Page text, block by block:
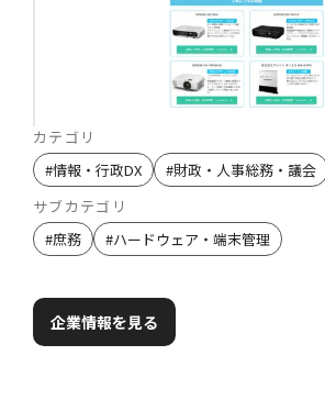
カテゴリ
#情報・行政DX #財政・人事総務・議会
サブカテゴリ
#庶務 #ハードウェア・端末管理
企業情報を見る